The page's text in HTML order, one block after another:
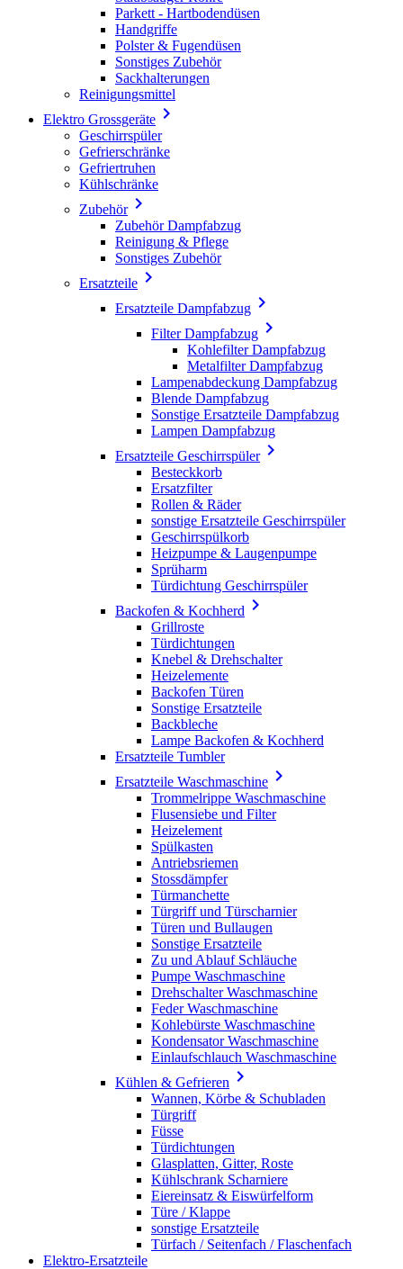
Parkett - Hartbodendüsen
Handgriffe
Polster & Fugendüsen
Sonstiges Zubehör
Sackhalterungen
Reinigungsmittel
Elektro Grossgeräte 
Geschirrspüler
Gefrierschränke
Gefriertruhen
Kühlschränke
Zubehör
Zubehör Dampfabzug
Reinigung & Pflege
Sonstiges Zubehör
Ersatzteile 
Ersatzteile Dampfabzug 
Filter Dampfabzug 
Kohlefilter Dampfabzug
Metalfilter Dampfabzug
Lampenabdeckung Dampfabzug
Blende Dampfabzug
Sonstige Ersatzteile Dampfabzug
Lampen Dampfabzug
Ersatzteile Geschirrspüler
Besteckkorb
Ersatzfilter
Rollen & Räder
sonstige Ersatzteile Geschirrspüler
Geschirrspülkorb
Heizpumpe & Laugenpumpe
Sprüharm
Türdichtung Geschirrspüler
Backofen & Kochherd 
Grillroste
Türdichtungen
Knebel & Drehschalter
Heizelemente
Backofen Türen
Sonstige Ersatzteile
Backbleche
Lampe Backofen & Kochherd
Ersatzteile Tumbler
Ersatzteile Waschmaschine 
Trommelrippe Waschmaschine
Flusensiebe und Filter
Heizelement
Spülkasten
Antriebsriemen
Stossdämpfer
Türmanchette
Türgriff und Türscharnier
Türen und Bullaugen
Sonstige Ersatzteile
Zu und Ablauf Schläuche
Pumpe Waschmaschine
Drehschalter Waschmaschine
Feder Waschmaschine
Kohlebürste Waschmaschine
Kondensator Waschmaschine
Einlaufschlauch Waschmaschine
Kühlen & Gefrieren 
Wannen, Körbe & Schubladen
Türgriff
Füsse
Türdichtungen
Glasplatten, Gitter, Roste
Kühlschrank Scharniere
Eiereinsatz & Eiswürfelform
Türe / Klappe
sonstige Ersatzteile
Türfach / Seitenfach / Flaschenfach
Elektro-Ersatzteile